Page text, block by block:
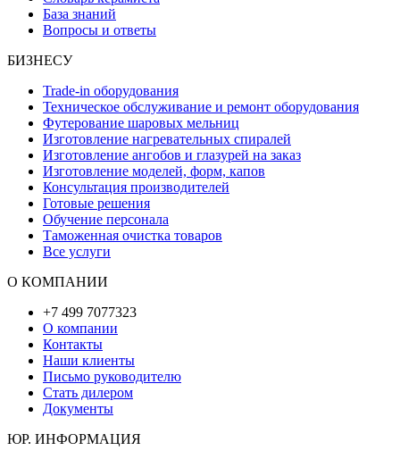
База знаний
Вопросы и ответы
БИЗНЕСУ
Trade-in оборудования
Техническое обслуживание и ремонт оборудования
Футерование шаровых мельниц
Изготовление нагревательных спиралей
Изготовление ангобов и глазурей на заказ
Изготовление моделей, форм, капов
Консультация производителей
Готовые решения
Обучение персонала
Таможенная очистка товаров
Все услуги
О КОМПАНИИ
+7 499 7077323
О компании
Контакты
Наши клиенты
Письмо руководителю
Стать дилером
Документы
ЮР. ИНФОРМАЦИЯ